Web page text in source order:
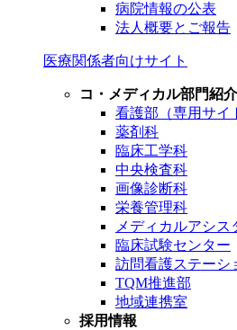
病院情報の公表
法人概要とご報告
医療関係者向けサイト
コ・メディカル部門紹介
看護部（専用サイ
薬剤科
臨床工学科
中央検査科
画像診断科
栄養管理科
メディカルアシス
臨床試験センター
訪問看護ステーシ
TQM推進部
地域連携室
採用情報